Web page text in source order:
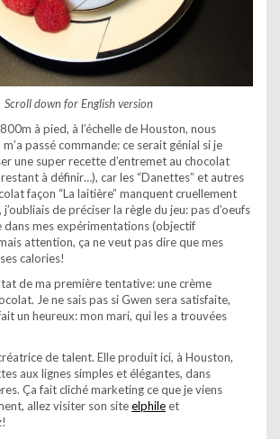
Scroll down for English version
à pied, à l’échelle de Houston, nous
passé commande: ce serait génial si je
une super recette d’entremet au chocolat
restant à définir…), car les “Danettes” et autres
façon “La laitière” manquent cruellement
de préciser la règle du jeu: pas d’oeufs
dans mes expérimentations (objectif
attention, ça ne veut pas dire que mes
calories!
de ma première tentative: une crème
Je ne sais pas si Gwen sera satisfaite,
un heureux: mon mari, qui les a trouvées
de talent. Elle produit ici, à Houston,
aux lignes simples et élégantes, dans
Ça fait cliché marketing ce que je viens
allez visiter son siteelphileet